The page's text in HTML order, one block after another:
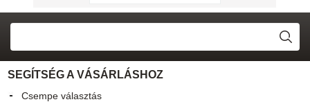
SEGÍTSÉG A VÁSÁRLÁSHOZ
Csempe választás